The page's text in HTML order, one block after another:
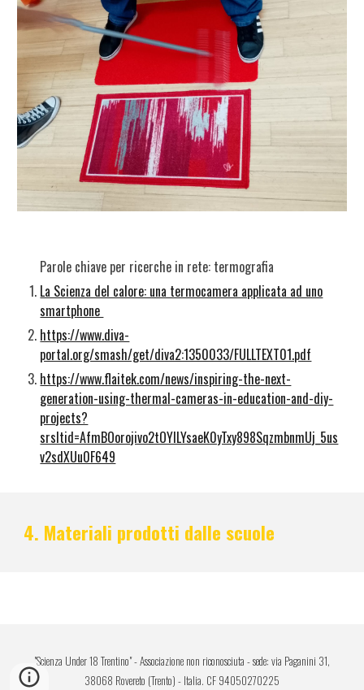
Parole chiave per ricerche in rete: termografia
La Scienza del calore: una termocamera applicata ad uno
smartphone
https://www.diva-
portal.org/smash/get/diva2:1350033/FULLTEXT01.pdf
https://www.flaitek.com/news/inspiring-the-next-
generation-using-thermal-cameras-in-education-and-diy-
projects?
srsltid=AfmBOorojivo2tOYlLYsaeK0yTxy898SqzmbnmUj_5us
v2sdXUu0F649
4. Materiali prodotti dalle scuole
"Scienza Under 18 Trentino" - Associazione non riconosciuta - sede: via Paganini 31,
38068 Rovereto (Trento) - Italia. CF 94050270225